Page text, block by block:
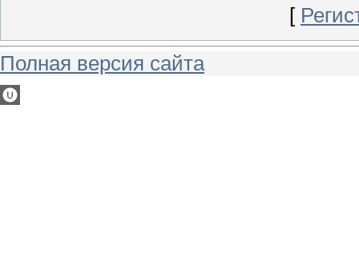
[
Полная версия сайта